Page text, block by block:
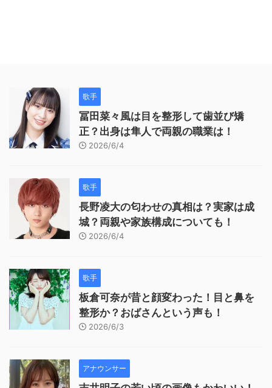
歌手
冨田菜々風は目を整形して歯並び矯
正？出身は隼人で両親の職業は！
2026/6/4
歌手
長野凌大の匂わせの真相は？実家は成
城？両親や家族構成についても！
2026/6/4
歌手
板倉可奈が昔と顔変わった！目と鼻を
整形か？おばさんという声も！
2026/6/3
アナウンサー